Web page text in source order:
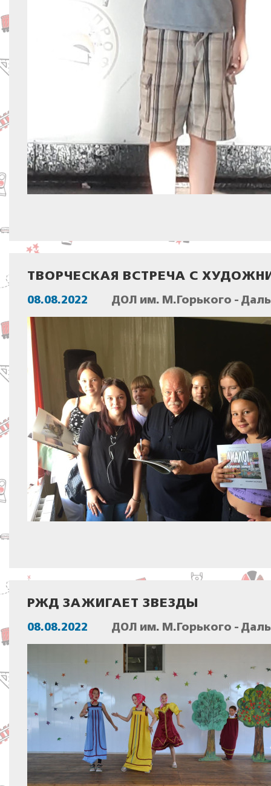
ТВОРЧЕСКАЯ ВСТРЕЧА С
08.08.2022 ДОЛ им. М.Горького -
РЖД ЗАЖИГАЕТ ЗВЕЗДЫ
08.08.2022 ДОЛ им. М.Горького -